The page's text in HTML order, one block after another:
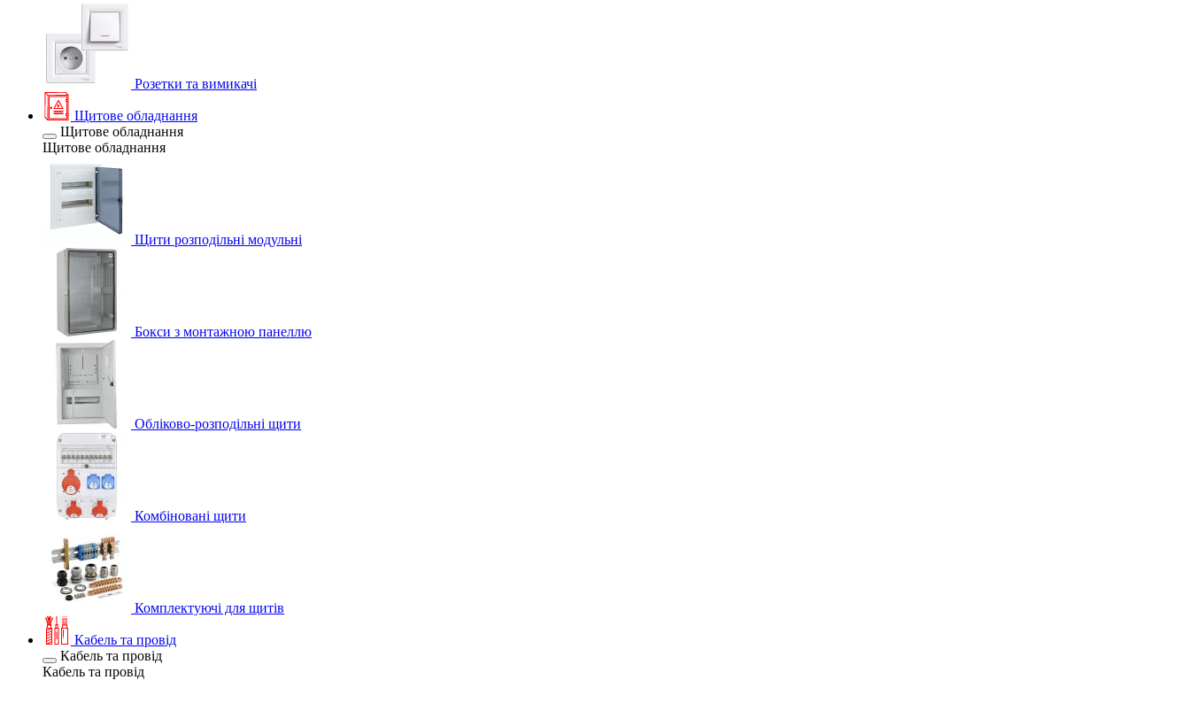
Розетки та вимикачі
Щитове обладнання
Щитове обладнання
Щитове обладнання
Щити розподільні модульні
Бокси з монтажною панеллю
Обліково-розподільні щити
Комбіновані щити
Комплектуючі для щитів
Кабель та провід
Кабель та провід
Кабель та провід